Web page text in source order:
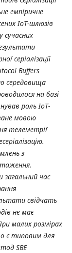
емпіричне
IoT-шлюзів
сучасних
серіалізації
Buffers
середовища
на базі
роль IoT-
мовою
телеметрії
з
час
свідчать
не має
малих розмірах
є типовим для
SBE